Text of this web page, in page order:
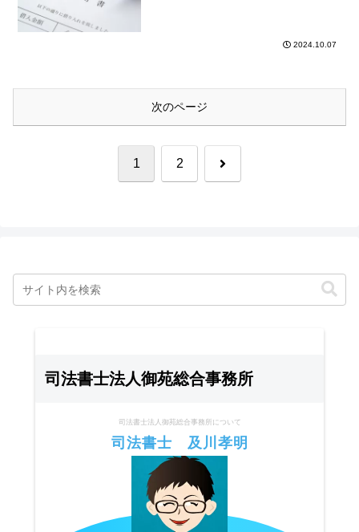
2024.10.07
次のページ
1 2 次
司法書士法人御苑総合事務所
司法書士法人御苑総合事務所について
司法書士 及川孝明